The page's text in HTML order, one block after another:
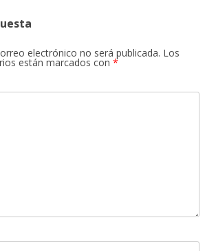
electrónico no será publicada. Los
están marcados con *